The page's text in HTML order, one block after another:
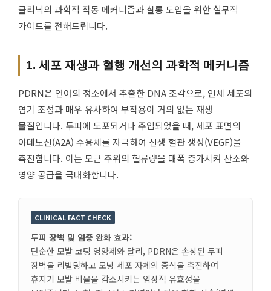
클리닉의 과학적 작동 메커니즘과 살롱 도입을 위한 실무적
가이드를 전해드립니다.
1. 세포 재생과 혈행 개선의 과학적 메커니즘
PDRN은 연어의 정소에서 추출한 DNA 조각으로, 인체 세포의
염기 조성과 매우 유사하여 부작용이 거의 없는 재생
물질입니다. 두피에 도포되거나 주입되었을 때, 세포 표면의
아데노신(A2A) 수용체를 자극하여 신생 혈관 생성(VEGF)을
촉진합니다. 이는 모근 주위의 혈류량을 대폭 증가시켜 산소와
영양 공급을 극대화합니다.
CLINICAL FACT CHECK
두피 장벽 및 염증 완화 효과:
단순한 모발 코팅 영양제와 달리, PDRN은 손상된 두피
장벽을 리빌딩하고 모낭 세포 자체의 증식을 촉진하여
휴지기 모발 비율을 감소시키는 임상적 유효성을